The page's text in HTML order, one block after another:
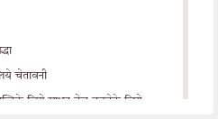
चेतावनी
लिये साधन तेज करनेके लिये